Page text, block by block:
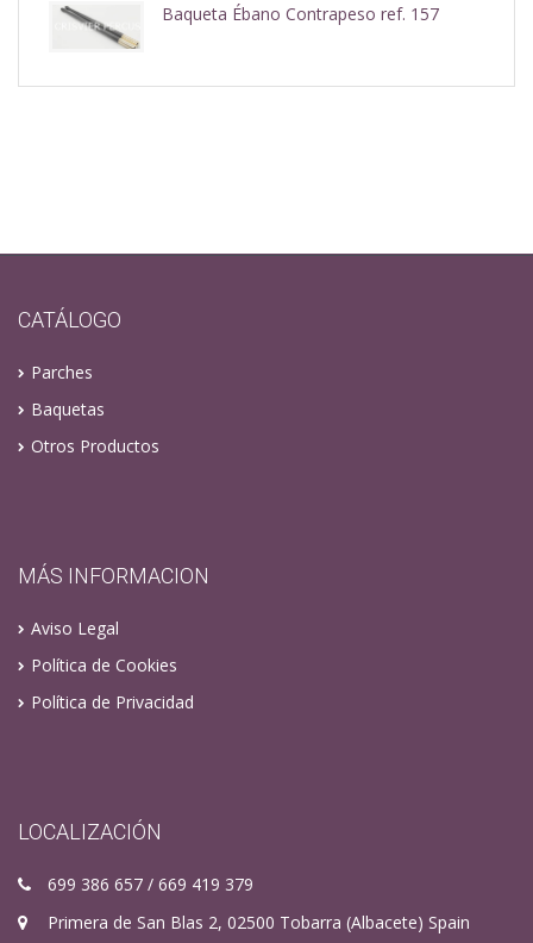
Baqueta Ébano Contrapeso ref. 157
CATÁLOGO
Parches
Baquetas
Otros Productos
MÁS INFORMACION
Aviso Legal
Política de Cookies
Política de Privacidad
LOCALIZACIÓN
699 386 657 / 669 419 379
Primera de San Blas 2, 02500 Tobarra (Albacete) Spain